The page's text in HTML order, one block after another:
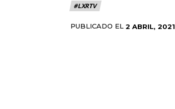
#LXRTV
PUBLICADO EL 2 ABRIL, 2021